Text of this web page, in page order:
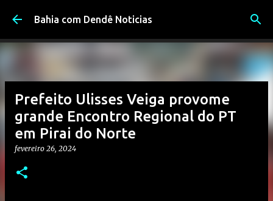
Pular para o conteúdo principal
Bahia com Dendê Noticias
Prefeito Ulisses Veiga provome
grande Encontro Regional do PT
em Pirai do Norte
fevereiro 26, 2024